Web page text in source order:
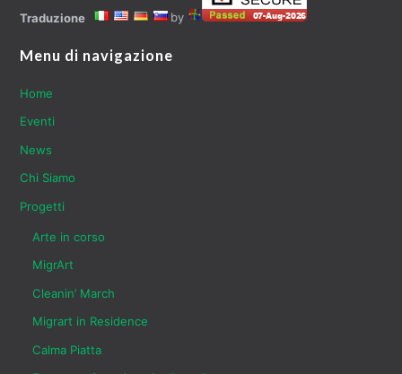
Traduzione by
Menu di navigazione
Home
Eventi
News
Chi Siamo
Progetti
Arte in corso
MigrArt
Cleanin’ March
Migrart in Residence
Calma Piatta